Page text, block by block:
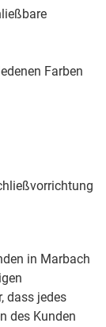
Farben
in Marbach
dass jedes
des Kunden